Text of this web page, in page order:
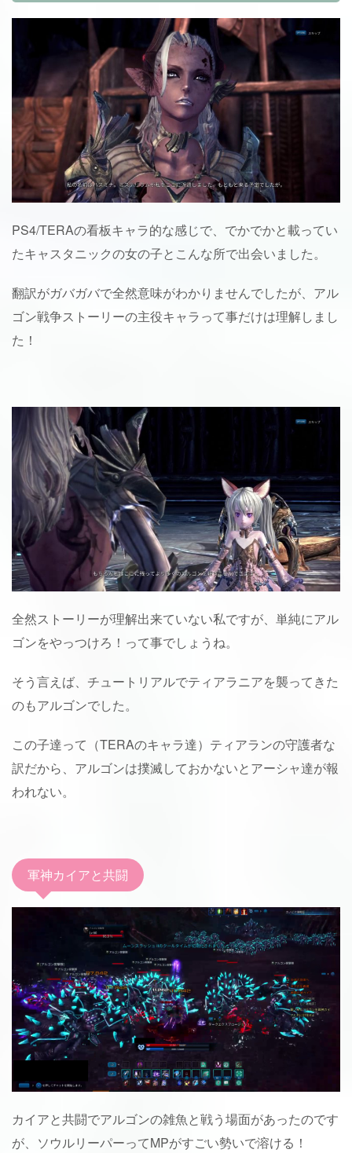
PS4/TERAの看板キャラ的な感じで、でかでかと載ってい
たキャスタニックの女の子とこんな所で出会いました。
翻訳がガバガバで全然意味がわかりませんでしたが、アル
ゴン戦争ストーリーの主役キャラって事だけは理解しまし
た！
全然ストーリーが理解出来ていない私ですが、単純にアル
ゴンをやっつけろ！って事でしょうね。
そう言えば、チュートリアルでティアラニアを襲ってきた
のもアルゴンでした。
この子達って（TERAのキャラ達）ティアランの守護者な
訳だから、アルゴンは撲滅しておかないとアーシャ達が報
われない。
軍神カイアと共闘
カイアと共闘でアルゴンの雑魚と戦う場面があったのです
が、ソウルリーパーってMPがすごい勢いで溶ける！